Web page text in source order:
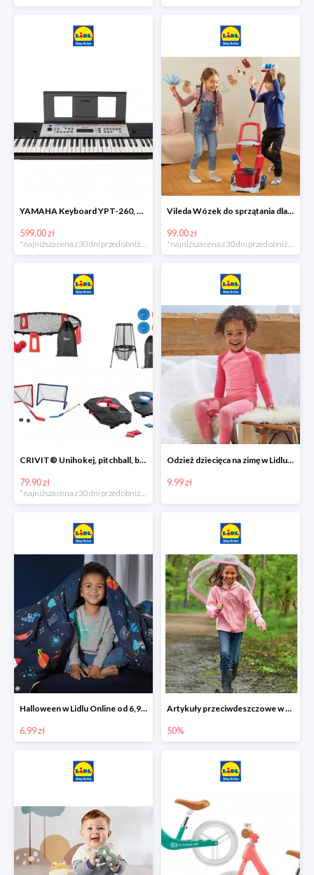
YAMAHA Keyboard YPT-260, 61 klawiszy
599.00 zł
*najniższa cena z 30 dni przed obniżką
Vileda Wózek do sprzątania dla dzieci
99.00 zł
*najniższa cena z 30 dni przed obniżką
CRIVIT® Unihokej, pitchball, bean bag lub disc golf
79.90 zł
Odzież dziecięca na zimę w Lidlu Online od 9,99 zł
9.99 zł
Halloween w Lidlu Online od 6,99 zł
6.99 zł
Artykuły przeciwdeszczowe w Lodilu Online do -50%
50%